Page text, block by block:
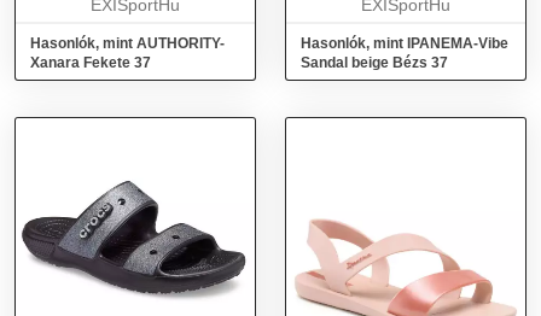
EXISportHu
Hasonlók, mint AUTHORITY-
Xanara Fekete 37
EXISportHu
Hasonlók, mint IPANEMA-Vibe
Sandal beige Bézs 37